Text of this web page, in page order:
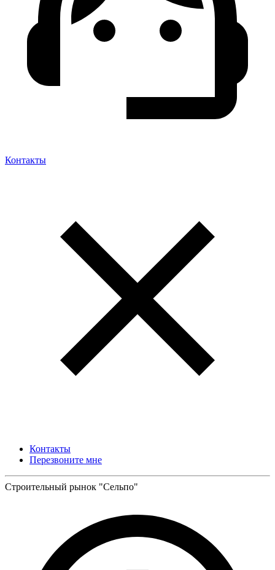
Контакты
Контакты
Перезвоните мне
Строительный рынок "Сельпо"